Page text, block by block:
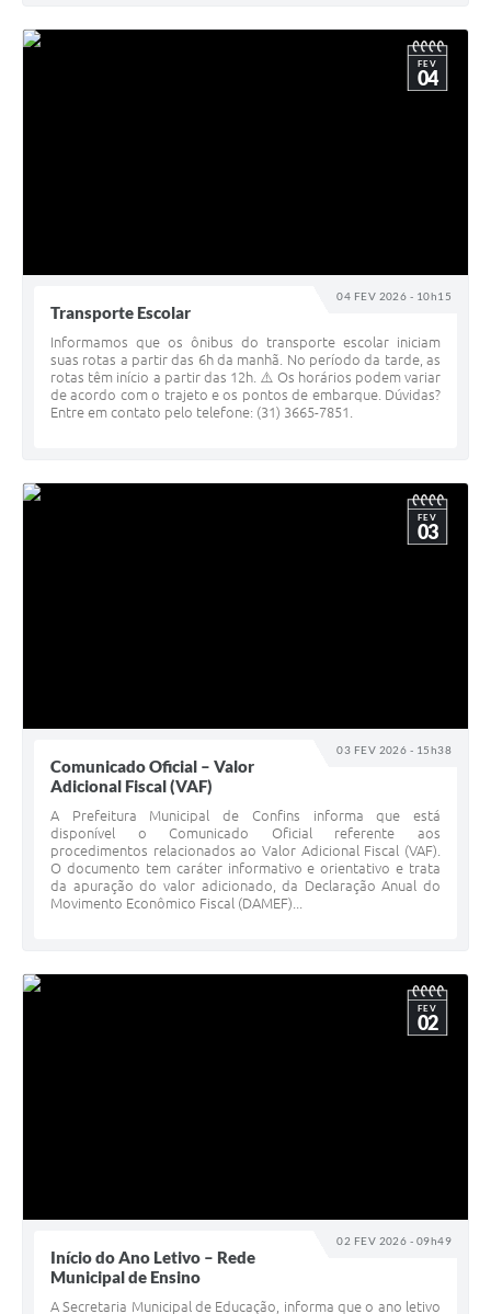
04 FEV 2026 - 10h15
FEV
04
Transporte Escolar
Informamos que os ônibus do transporte escolar iniciam
suas rotas a partir das 6h da manhã. No período da tarde, as
rotas têm início a partir das 12h. ⚠️ Os horários podem variar
de acordo com o trajeto e os pontos de embarque. Dúvidas?
Entre em contato pelo telefone: (31) 3665-7851.
03 FEV 2026 - 15h38
FEV
03
Comunicado Oficial – Valor
Adicional Fiscal (VAF)
A Prefeitura Municipal de Confins informa que está
disponível o Comunicado Oficial referente aos
procedimentos relacionados ao Valor Adicional Fiscal (VAF).
O documento tem caráter informativo e orientativo e trata
da apuração do valor adicionado, da Declaração Anual do
Movimento Econômico Fiscal (DAMEF)...
02 FEV 2026 - 09h49
FEV
02
Início do Ano Letivo – Rede
Municipal de Ensino
A Secretaria Municipal de Educação, informa que o ano letivo